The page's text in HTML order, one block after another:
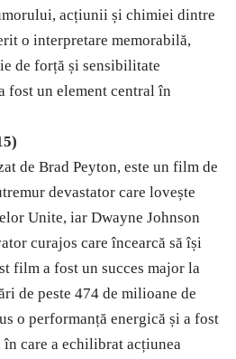
acțiunii și chimiei dintre
o interpretare memorabilă,
de forță și sensibilitate
fost un element central în
de Brad Peyton, este un film de
devastator care lovește
Unite, iar Dwayne Johnson
curajos care încearcă să își
film a fost un succes major la
de peste 474 de milioane de
o performanță energică și a fost
care a echilibrat acțiunea